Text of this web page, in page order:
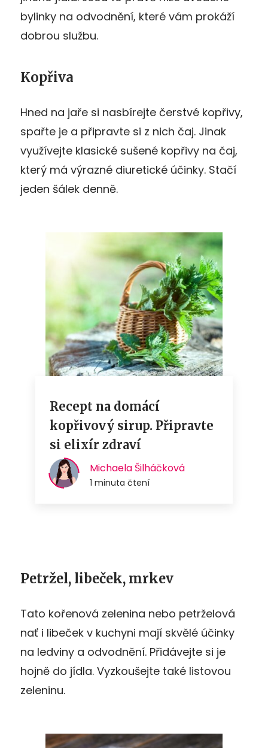
bylinky na odvodnění, které vám prokáží
dobrou službu.
Kopřiva
Hned na jaře si nasbírejte čerstvé kopřivy,
spařte je a připravte si z nich čaj. Jinak
využívejte klasické sušené kopřivy na čaj,
který má výrazné diuretické účinky. Stačí
jeden šálek denně.
Petržel, libeček, mrkev
Tato kořenová zelenina nebo petrželová
nať i libeček v kuchyni mají skvělé účinky
na ledviny a odvodnění. Přidávejte si je
hojně do jídla. Vyzkoušejte také listovou
zeleninu.